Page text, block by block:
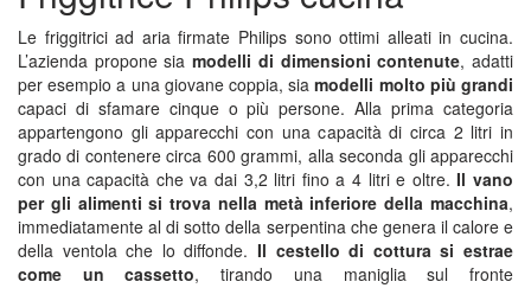
Le friggitrici ad aria firmate Philips sono ottimi alleati in cucina.
L’azienda propone siamodelli di dimensioni contenute, adatti
per esempio a una giovane coppia, siamodelli molto più grandi
capaci di sfamare cinque o più persone. Alla prima categoria
appartengono gli apparecchi con una capacità di circa 2 litri in
grado di contenere circa 600 grammi, alla seconda gli apparecchi
con una capacità che va dai 3,2 litri fino a 4 litri e oltre.Il vano
per gli alimenti si trova nella metà inferiore della macchina,
immediatamente al di sotto della serpentina che genera il calore e
della ventola che lo diffonde. Il cestello di cottura si estrae
come un cassetto, tirando una maniglia sul fronte